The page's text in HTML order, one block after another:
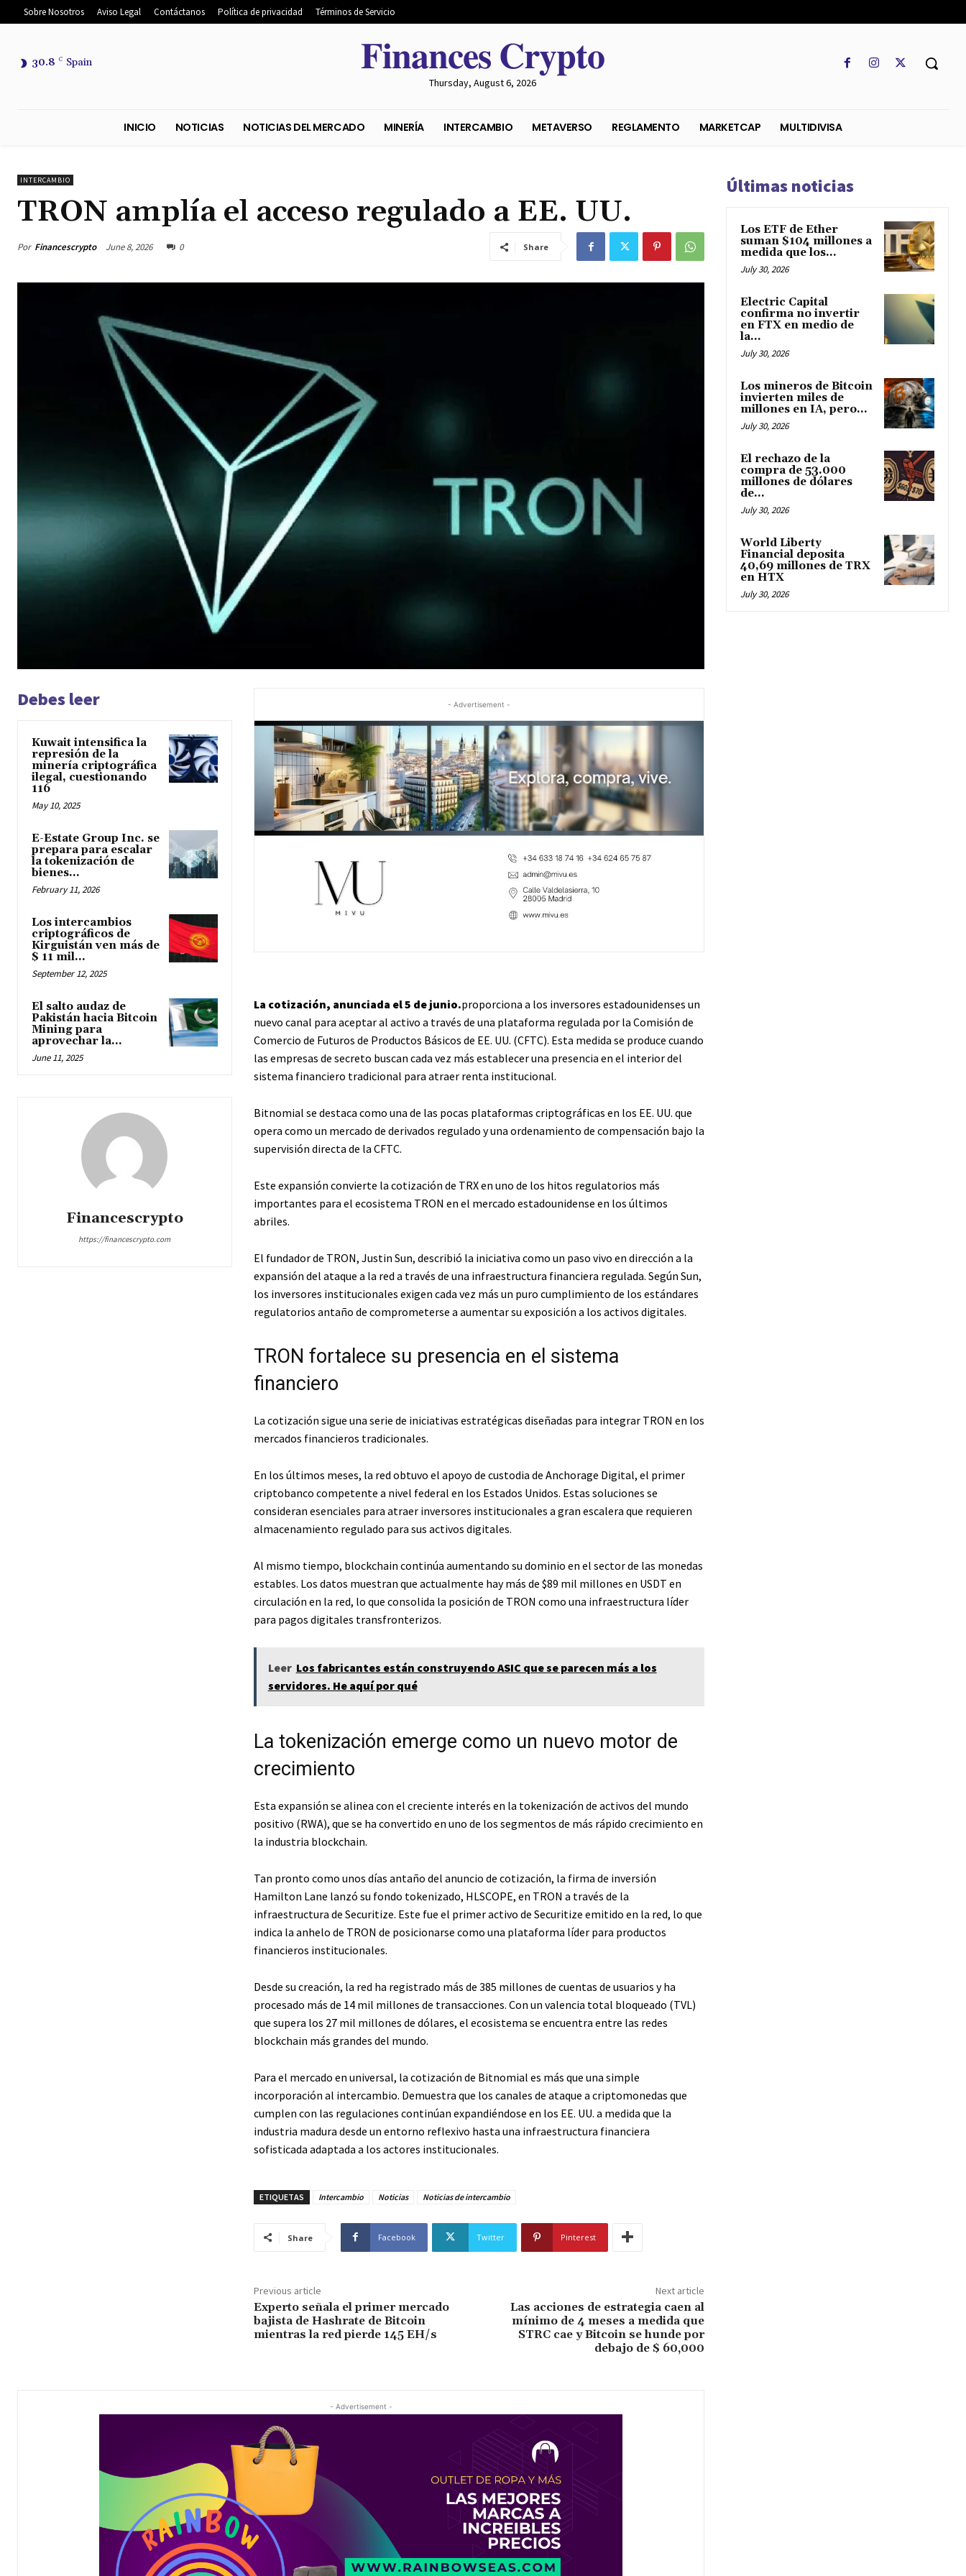
Sobre Nosotros Aviso Legal Contáctanos Política de privacidad Términos de Servicio
30.8 C Spain 𝐅𝐢𝐧𝐚𝐧𝐜𝐞𝐬 𝐂𝐫𝐲𝐩𝐭𝐨
Thursday, August 6, 2026
INTERCAMBIO
TRON amplía el acceso regulado a EE. UU.
Por Financescrypto June 8, 2026 0 Share
Debes leer
Kuwait intensifica la
represión de la
minería criptográfica
ilegal, cuestionando
116
May 10, 2025
E-Estate Group Inc. se
prepara para escalar
la tokenización de
bienes...
February 11, 2026
Los intercambios
criptográficos de
Kirguistán ven más de
$ 11 mil...
September 12, 2025
El salto audaz de
Pakistán hacia Bitcoin
Mining para
aprovechar la...
June 11, 2025
Financescrypto
https://financescrypto.com
- Advertisement -
La cotización, anunciada el 5 de junio.proporciona a los inversores estadounidenses un
nuevo canal para aceptar al activo a través de una plataforma regulada por la Comisión de
Comercio de Futuros de Productos Básicos de EE. UU. (CFTC). Esta medida se produce cuando
las empresas de secreto buscan cada vez más establecer una presencia en el interior del
sistema financiero tradicional para atraer renta institucional.
Bitnomial se destaca como una de las pocas plataformas criptográficas en los EE. UU. que
opera como un mercado de derivados regulado y una ordenamiento de compensación bajo la
supervisión directa de la CFTC.
Este expansión convierte la cotización de TRX en uno de los hitos regulatorios más
importantes para el ecosistema TRON en el mercado estadounidense en los últimos
abriles.
El fundador de TRON, Justin Sun, describió la iniciativa como un paso vivo en dirección a la
expansión del ataque a la red a través de una infraestructura financiera regulada. Según Sun,
los inversores institucionales exigen cada vez más un puro cumplimiento de los estándares
regulatorios antaño de comprometerse a aumentar su exposición a los activos digitales.
TRON fortalece su presencia en el sistema
financiero
La cotización sigue una serie de iniciativas estratégicas diseñadas para integrar TRON en los
mercados financieros tradicionales.
En los últimos meses, la red obtuvo el apoyo de custodia de Anchorage Digital, el primer
criptobanco competente a nivel federal en los Estados Unidos. Estas soluciones se
consideran esenciales para atraer inversores institucionales a gran escalera que requieren
almacenamiento regulado para sus activos digitales.
Al mismo tiempo, blockchain continúa aumentando su dominio en el sector de las monedas
estables. Los datos muestran que actualmente hay más de $89 mil millones en USDT en
circulación en la red, lo que consolida la posición de TRON como una infraestructura líder
para pagos digitales transfronterizos.
Leer Los fabricantes están construyendo ASIC que se parecen más a los
servidores. He aquí por qué
La tokenización emerge como un nuevo motor de
crecimiento
Esta expansión se alinea con el creciente interés en la tokenización de activos del mundo
positivo (RWA), que se ha convertido en uno de los segmentos de más rápido crecimiento en
la industria blockchain.
Tan pronto como unos días antaño del anuncio de cotización, la firma de inversión
Hamilton Lane lanzó su fondo tokenizado, HLSCOPE, en TRON a través de la
infraestructura de Securitize. Este fue el primer activo de Securitize emitido en la red, lo que
indica la anhelo de TRON de posicionarse como una plataforma líder para productos
financieros institucionales.
Desde su creación, la red ha registrado más de 385 millones de cuentas de usuarios y ha
procesado más de 14 mil millones de transacciones. Con un valencia total bloqueado (TVL)
que supera los 27 mil millones de dólares, el ecosistema se encuentra entre las redes
blockchain más grandes del mundo.
Para el mercado en universal, la cotización de Bitnomial es más que una simple
incorporación al intercambio. Demuestra que los canales de ataque a criptomonedas que
cumplen con las regulaciones continúan expandiéndose en los EE. UU. a medida que la
industria madura desde un entorno reflexivo hasta una infraestructura financiera
sofisticada adaptada a los actores institucionales.
ETIQUETAS Intercambio Noticias Noticias de intercambio
Share Facebook Twitter Pinterest
Previous article
Experto señala el primer mercado
bajista de Hashrate de Bitcoin
mientras la red pierde 145 EH/s
Next article
Las acciones de estrategia caen al
mínimo de 4 meses a medida que
STRC cae y Bitcoin se hunde por
debajo de $ 60,000
- Advertisement -
Últimas noticias
Los ETF de Ether
suman $104 millones a
medida que los...
July 30, 2026
Electric Capital
confirma no invertir
en FTX en medio de
la...
July 30, 2026
Los mineros de Bitcoin
invierten miles de
millones en IA, pero...
July 30, 2026
El rechazo de la
compra de 53.000
millones de dólares
de...
July 30, 2026
World Liberty
Financial deposita
40,69 millones de TRX
en HTX
July 30, 2026